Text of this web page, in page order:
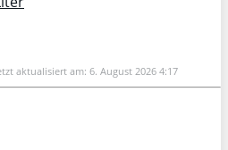
aktualisiert am: 6. August 2026 4:17